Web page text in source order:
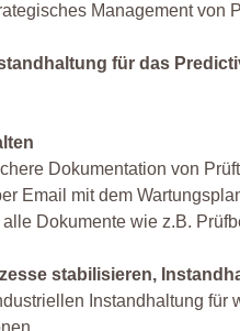
Management von
für das
Dokumentation von
Email mit dem
Dokumente wie z.B.
stabilisieren,
Instandhaltung